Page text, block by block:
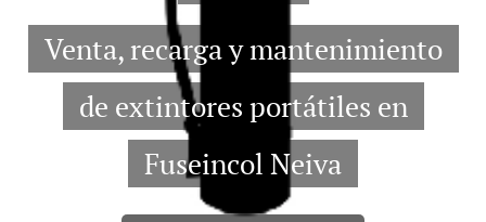
Venta, recarga y mantenimiento
de extintores portátiles en
Fuseincol Neiva